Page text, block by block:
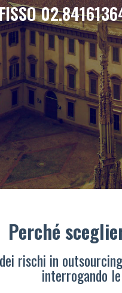
Perché
rischi in
interrogando